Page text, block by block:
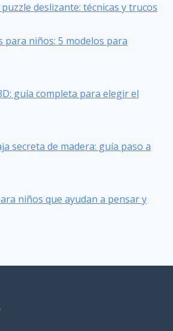
deslizante: técnicas y trucos
para niños: 5 modelos para
guía completa para elegir el
secreta de madera: guía paso a
niños que ayudan a pensar y